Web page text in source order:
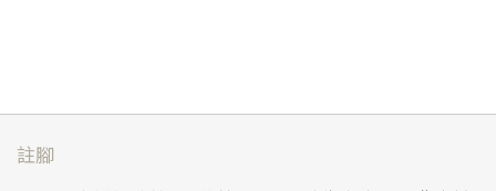
註腳